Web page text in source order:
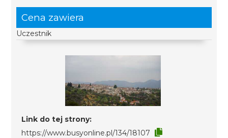
Cena zawiera
Uczestnik
Link do tej strony:
https://www.busyonline.pl/134/18107